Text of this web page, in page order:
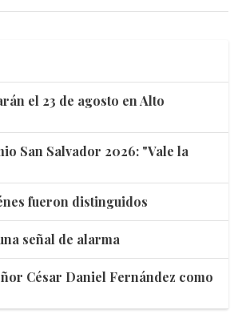
el 23 de agosto en Alto
San Salvador 2026: "Vale la
fueron distinguidos
señal de alarma
César Daniel Fernández como